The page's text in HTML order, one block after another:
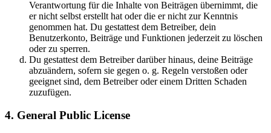
Verantwortung für die Inhalte von Beiträgen übernimmt, die
er nicht selbst erstellt hat oder die er nicht zur Kenntnis
genommen hat. Du gestattest dem Betreiber, dein
Benutzerkonto, Beiträge und Funktionen jederzeit zu löschen
oder zu sperren.
Du gestattest dem Betreiber darüber hinaus, deine Beiträge
abzuändern, sofern sie gegen o. g. Regeln verstoßen oder
geeignet sind, dem Betreiber oder einem Dritten Schaden
zuzufügen.
4. General Public License